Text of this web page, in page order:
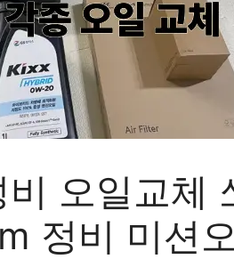
오일교체
정비 미션